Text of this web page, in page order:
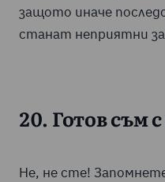
защото иначе
станат неприятни за
20. Готов съм
Не, не сте!